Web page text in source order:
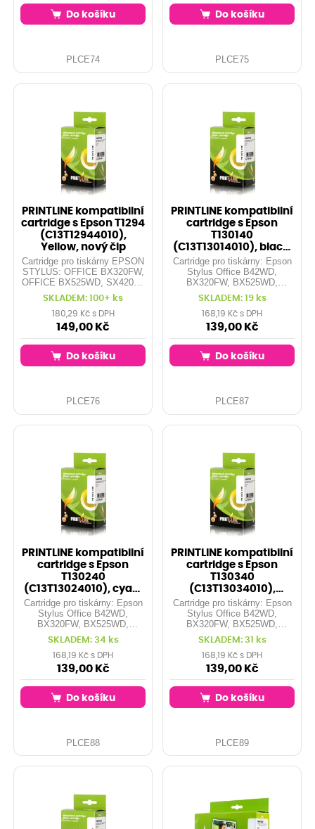
Do košíku
PLCE74
Do košíku
PLCE75
PRINTLINE kompatibilní
cartridge s Epson T1294
(C13T12944010),
Yellow, nový čip
Cartridge pro tiskárny EPSON
STYLUS: OFFICE BX320FW,
OFFICE BX525WD, SX420W,
SX525WD, SX620FW,
OFFICE BX305F, OFFICE
BX625FWD, SX425W, ...
Kapacita: 12 ml - originál má
pouze 7ml Barva: yellow
SKLADEM: 100+ ks
180,29 Kč s DPH
149,00 Kč
Do košíku
PLCE76
PRINTLINE kompatibilní
cartridge s Epson
T130140
(C13T13014010), black,
čip
Cartridge pro tiskárny: Epson
Stylus Office B42WD,
BX320FW, BX525WD,
BX535WD, BX625FWD,
BX630FW, BX630FWD,
BX635FWD, BX635WD,
BX925FWD, BX935FWD,
SX525WD, SX535WD,
SX620FW, WorkForce WF-
3010DW, ... Kapacita: 25,4 ml
Barva: black
SKLADEM: 19 ks
168,19 Kč s DPH
139,00 Kč
Do košíku
PLCE87
PRINTLINE kompatibilní
cartridge s Epson
T130240
(C13T13024010), cyan,
čip
Cartridge pro tiskárny: Epson
Stylus Office B42WD,
BX320FW, BX525WD,
BX535WD, BX625FWD,
BX630FW, BX630FWD,
BX635FWD, BX635WD,
BX925FWD, BX935FWD,
SX525WD, SX535WD,
SX620FW, WorkForce WF-
3010DW, ... Kapacita: 10,1 ml
Barva: cyan
SKLADEM: 34 ks
168,19 Kč s DPH
139,00 Kč
Do košíku
PLCE88
PRINTLINE kompatibilní
cartridge s Epson
T130340
(C13T13034010),
magenta, čip
Cartridge pro tiskárny: Epson
Stylus Office B42WD,
BX320FW, BX525WD,
BX535WD, BX625FWD,
BX630FW, BX630FWD,
BX635FWD, BX635WD,
BX925FWD, BX935FWD,
SX525WD, SX535WD,
SX620FW, WorkForce WF-
3010DW, ... Kapacita: 10,1 ml
Barva: magenta
SKLADEM: 31 ks
168,19 Kč s DPH
139,00 Kč
Do košíku
PLCE89